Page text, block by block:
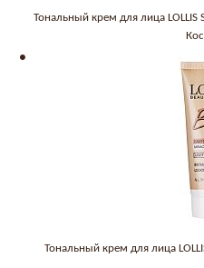
Тональный крем для лица
Тональный крем для лица